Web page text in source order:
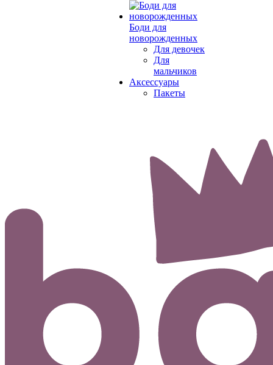
Боди для
новорожденных
Для девочек
Для
мальчиков
Аксессуары
Пакеты